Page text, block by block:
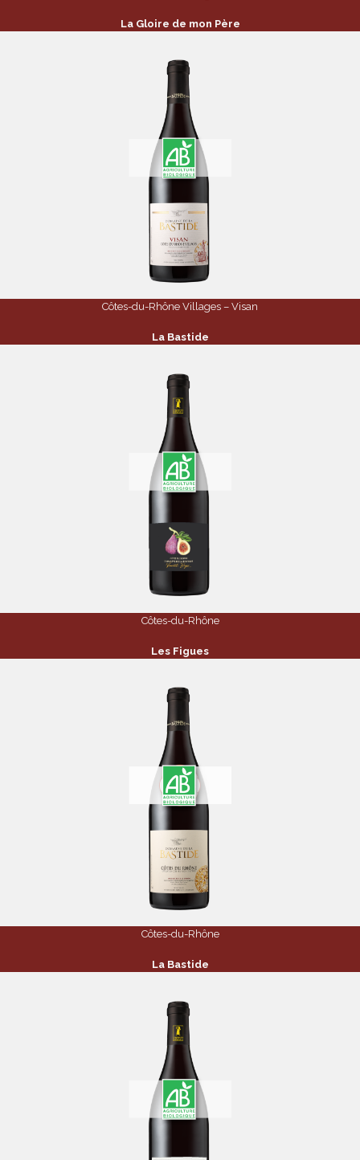
La Gloire de mon Père
Côtes-du-Rhône Villages – Visan
La Bastide
Côtes-du-Rhône
Les Figues
Côtes-du-Rhône
La Bastide